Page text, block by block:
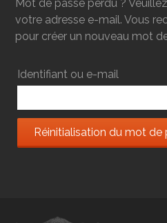
Mot de passe perdu ?
votre adresse e-mail. Vous
pour créer un nouveau mot
Identifiant ou e-mail
Réinitialisation du mot de